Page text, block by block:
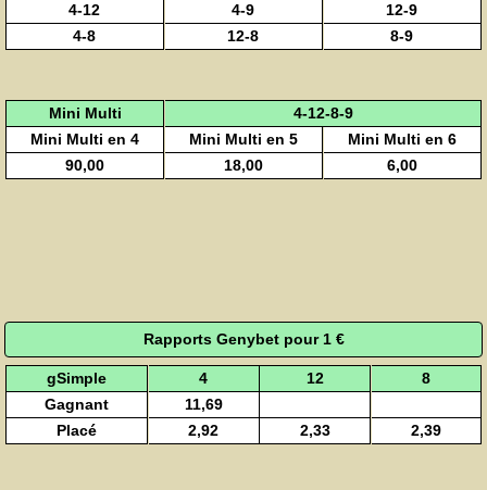
4-12
4-9
12-9
4-8
12-8 8-9
Mini Multi
4-12-8-9
Mini Multi en 4
Mini Multi en 5
Mini Multi en 6
90,00
18,00 6,00
Rapports Genybet pour 1 €
gSimple 4 12
8
Gagnant
11,69
Placé
2,92 2,33 2,39